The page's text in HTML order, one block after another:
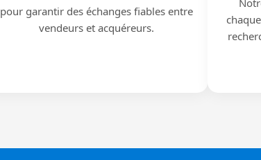
pour garantir des échanges fiables entre
vendeurs et acquéreurs.